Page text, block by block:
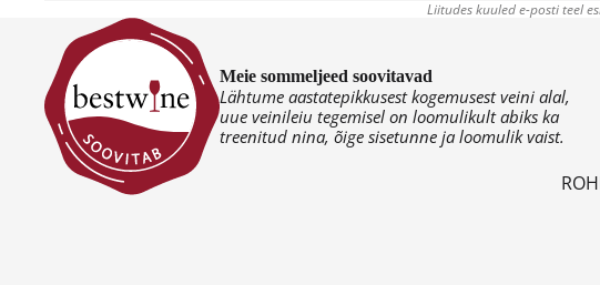
Liitudes kuuled e-posti teel
Meie sommeljeed soovitavad
Lähtume aastatepikkusest kogemusest veini alal,
uue veinileiu tegemisel on loomulikult abiks ka
treenitud nina, õige sisetunne ja loomulik vaist.